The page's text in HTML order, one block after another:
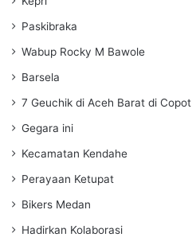
Paskibraka
Wabup Rocky M Bawole
Barsela
7 Geuchik di Aceh Barat di Copot
Gegara ini
Kecamatan Kendahe
Perayaan Ketupat
Bikers Medan
Hadirkan Kolaborasi